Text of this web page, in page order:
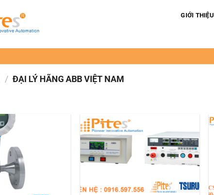
GIỚI THIỆU
/ ĐẠI LÝ HÃNG ABB VIỆT NAM